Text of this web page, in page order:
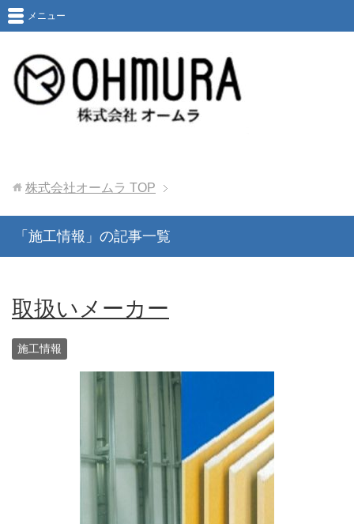
メニュー
株式会社オームラ TOP
「施工情報」の記事一覧
取扱いメーカー
施工情報